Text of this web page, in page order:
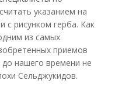
указанием на
с рисунком герба. Как
из самых
приемов
нашего времени не
Сельджукидов.